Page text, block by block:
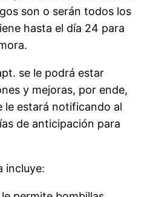
son o serán todos los
hasta el día 24 para
se le podrá estar
y mejoras, por ende,
le estará notificando al
de anticipación para
incluye: